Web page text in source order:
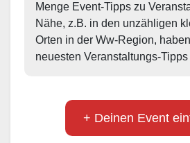
Menge Event-Tipps zu
Nähe, z.B. in den unzähligen
Orten in der Ww-Region,
neuesten Veranstaltungs-Tipps
+ Deinen Event